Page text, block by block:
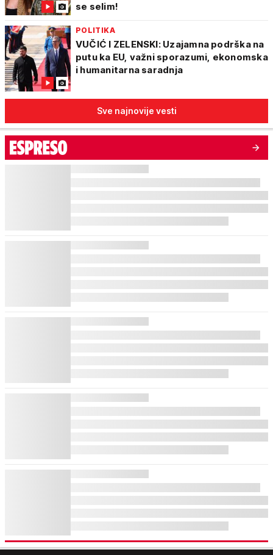
se selim!
POLITIKA
VUČIĆ I ZELENSKI: Uzajamna podrška na
putu ka EU, važni sporazumi, ekonomska
i humanitarna saradnja
Sve najnovije vesti